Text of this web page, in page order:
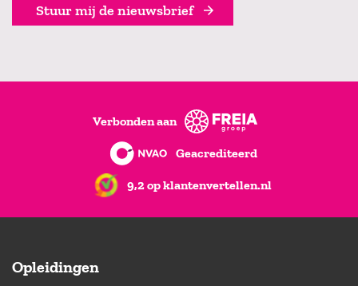
Stuur mij de nieuwsbrief
Verbonden aan
Geacrediteerd
9,2 op klantenvertellen.nl
Opleidingen